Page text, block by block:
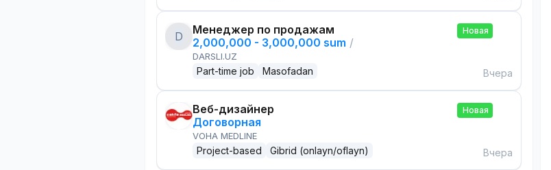
D
Менеджер по продажам
2,000,000 - 3,000,000 sum /
DARSLI.UZ
Part-time job Masofadan
Новая
Вчера
Веб-дизайнер
Договорная
VOHA MEDLINE
Project-based Gibrid (onlayn/oflayn)
Новая
Вчера